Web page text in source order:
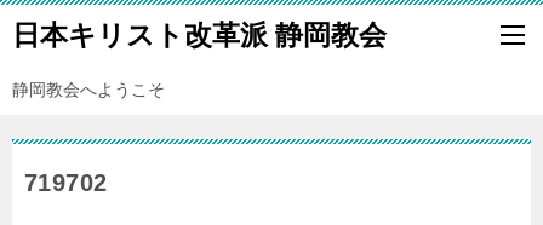
日本キリスト改革派 静岡教会
静岡教会へようこそ
719702